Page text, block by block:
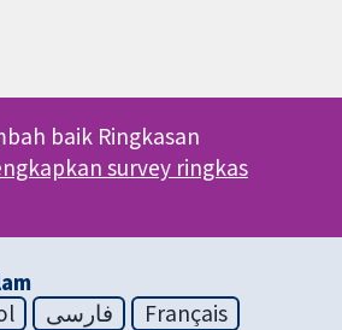
baik Ringkasan
survey ringkas
فارسی
Français